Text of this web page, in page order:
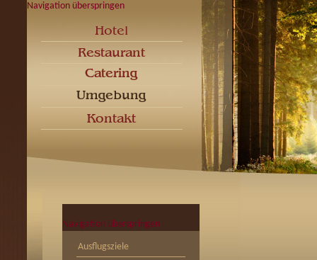
Navigation überspringen
Navigation überspringen
Ausflugsziele